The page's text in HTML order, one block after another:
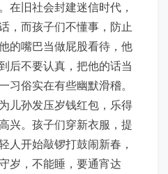
在旧社会封建迷信时代，
，而孩子们不懂事，防止
的嘴巴当做屁股看待，他
后不要认真，把他的话当
习俗实在有些幽默滑稽。
儿孙发压岁钱红包，乐得
兴。孩子们穿新衣服，提
人开始敲锣打鼓闹新春，
岁，不能睡，要通宵达